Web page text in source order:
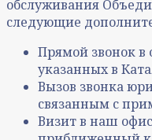
обслуживания
следующие
Прямой звонок
указанных в
Вызов звонка
связанным с
Визит в наш